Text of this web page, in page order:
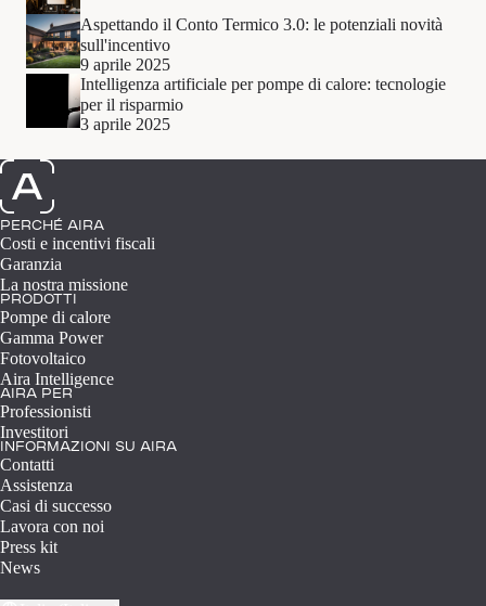
Aspettando il Conto Termico 3.0: le potenziali novità
sull'incentivo
9 aprile 2025
Intelligenza artificiale per pompe di calore: tecnologie
per il risparmio
3 aprile 2025
PERCHÉ AIRA
Costi e incentivi fiscali
Garanzia
La nostra missione
PRODOTTI
Pompe di calore
Gamma Power
Fotovoltaico
Aira Intelligence
AIRA PER
Professionisti
Investitori
INFORMAZIONI SU AIRA
Contatti
Assistenza
Casi di successo
Lavora con noi
Press kit
News